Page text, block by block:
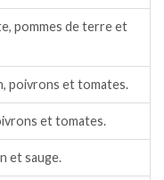
pommes de terre et
poivrons et tomates.
et tomates.
et sauge.